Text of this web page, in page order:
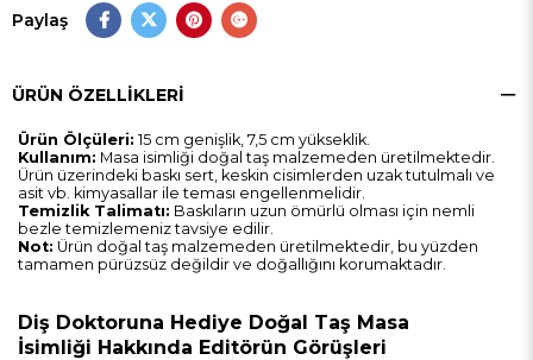
Paylaş
ÜRÜN ÖZELLIKLERI
Ürün Ölçüleri: 15 cm genişlik, 7,5 cm yükseklik.
Kullanım: Masa isimliği doğal taş malzemeden üretilmektedir.
Ürün üzerindeki baskı sert, keskin cisimlerden uzak tutulmalı ve
asit vb. kimyasallar ile teması engellenmelidir.
Temizlik Talimatı: Baskıların uzun ömürlü olması için nemli
bezle temizlemeniz tavsiye edilir.
Not: Ürün doğal taş malzemeden üretilmektedir, bu yüzden
tamamen pürüzsüz değildir ve doğallığını korumaktadır.
Diş Doktoruna Hediye Doğal Taş Masa
İsimliği Hakkında Editörün Görüşleri